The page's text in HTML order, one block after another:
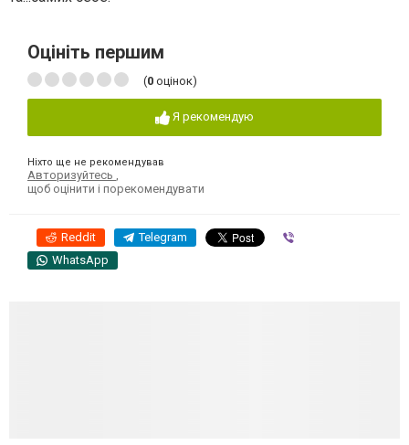
Оцініть першим
(0 оцінок)
Я рекомендую
Ніхто ще не рекомендував
Авторизуйтесь ,
щоб оцінити і порекомендувати
Reddit Telegram
WhatsApp